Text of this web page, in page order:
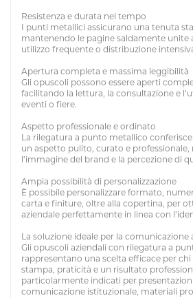
Resistenza e durata nel tempo
I punti metallici assicurano una tenuta
mantenendo le pagine saldamente unite
utilizzo frequente o distribuzione
Apertura completa e massima leggibilità
Gli opuscoli possono essere aperti
facilitando la lettura, la consultazione e
eventi o fiere.
Aspetto professionale e ordinato
La rilegatura a punto metallico
un aspetto pulito, curato e professionale,
l’immagine del brand e la percezione di
Ampia possibilità di personalizzazione
È possibile personalizzare formato,
carta e finiture, oltre alla copertina, per
aziendale perfettamente in linea con
La soluzione ideale per la comunicazione
Gli opuscoli aziendali con rilegatura a
rappresentano una scelta efficace per
stampa, praticità e un risultato
particolarmente indicati per presentazioni
comunicazione istituzionale, materiali